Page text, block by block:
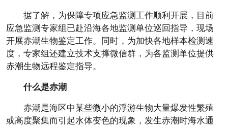
据了解，为保障专项应急监测工作顺利开展，目前
应急监测专家组已赴沿海各地监测单位巡回指导，现场
开展赤潮生物鉴定工作。同时，为加快各地样本检测速
度，专家组还建立技术支撑微信群，为各监测单位提供
赤潮生物远程鉴定指导。
什么是赤潮
赤潮是海区中某些微小的浮游生物大量爆发性繁殖
或高度聚集而引起水体变色的现象，发生赤潮时海水通